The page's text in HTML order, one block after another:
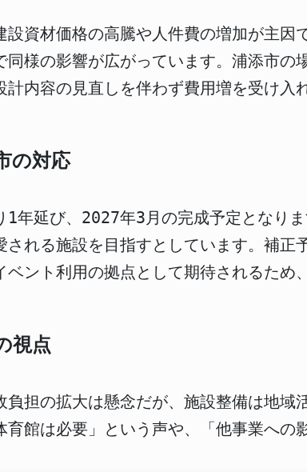
設資材価格の高騰や人件費の増加が主
同様の影響が広がっています。浦添市
計内容の見直しを伴わず費用増を受け入
の対応
1年延び、2027年3月の完成予定となり
される施設を目指すとしています。補
ベント利用の拠点として期待されるため
視点
負担の拡大は懸念だが、施設整備は地
育館は必要」という声や、「他事業への